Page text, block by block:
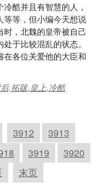
酷并且有智慧的人，
等等，但小编今天想说
，北魏的皇帝被自己
于比较混乱的状态。
各位关爱他的大臣和
,拓跋,皇上,冷酷
3912
3913
3919
3920
末页